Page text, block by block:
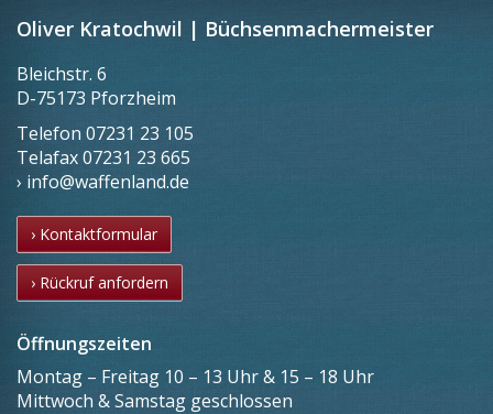
Oliver Kratochwil | Büchsenmachermeister
Bleichstr. 6
D-75173 Pforzheim
Telefon 07231 23 105
Telafax07231 23 665
› info@waffenland.de
› Kontaktformular
› Rückruf anfordern
Öffnungszeiten
Montag – Freitag 10 – 13 Uhr & 15 – 18 Uhr
Mittwoch & Samstag geschlossen